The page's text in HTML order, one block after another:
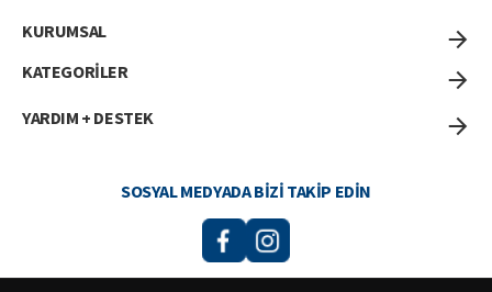
KURUMSAL
KATEGORİLER
YARDIM + DESTEK
SOSYAL MEDYADA BIZI TAKIP EDIN